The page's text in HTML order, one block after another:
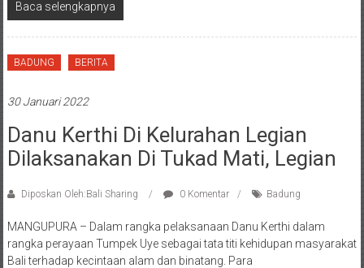
Baca selengkapnya
BADUNG BERITA
30 Januari 2022
Danu Kerthi Di Kelurahan Legian
Dilaksanakan Di Tukad Mati, Legian
Diposkan Oleh:Bali Sharing 0 Komentar Badung
MANGUPURA – Dalam rangka pelaksanaan Danu Kerthi dalam
rangka perayaan Tumpek Uye sebagai tata titi kehidupan masyarakat
Bali terhadap kecintaan alam dan binatang. Para